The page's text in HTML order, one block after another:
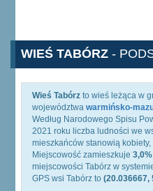
WIEŚ TABÓRZ -
Wieś Tabórz to wieś leżąca w
województwa warmińsko-
Według Narodowego Spisu
2021 roku liczba ludności we
mieszkańców stanowią kobiety,
Miejscowość zamieszkuje 3,0%
miejscowości Tabórz w
GPS wsi Tabórz to (20.036667,